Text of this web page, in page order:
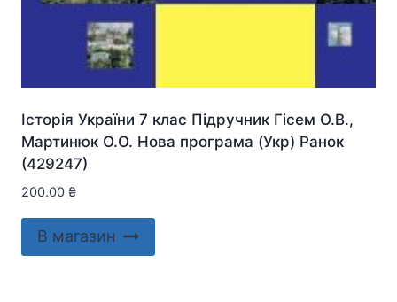
Історія України 7 клас Підручник Гісем О.В.,
Мартинюк О.О. Нова програма (Укр) Ранок
(429247)
200.00 ₴
В магазин